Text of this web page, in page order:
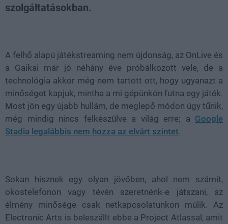
szolgáltatásokban.
A felhő alapú játékstreaming nem újdonság, az OnLive és
a Gaikai már jó néhány éve próbálkozott vele, de a
technológia akkor még nem tartott ott, hogy ugyanazt a
minőséget kapjuk, mintha a mi gépünkön futna egy játék.
Most jön egy újabb hullám, de meglepő módon úgy tűnik,
még mindig nincs felkészülve a világ erre; a Google
Stadia legalábbis nem hozza az elvárt szintet.
Sokan hisznek egy olyan jövőben, ahol nem számít,
okostelefonon vagy tévén szeretnénk-e játszani, az
élmény minősége csak netkapcsolatunkon múlik. Az
Electronic Arts is beleszállt ebbe a Project Atlassal, amit